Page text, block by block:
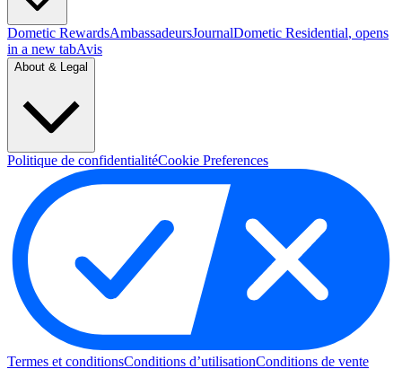
Dometic RewardsAmbassadeursJournalDometic Residential, opens
in a new tabAvis
About & Legal
Politique de confidentialitéCookie Preferences
Termes et conditionsConditions d’utilisationConditions de vente